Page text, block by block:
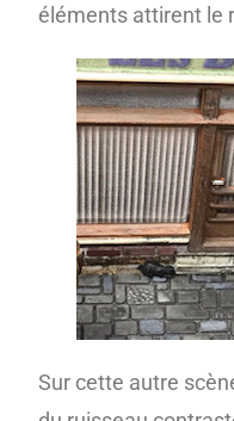
éléments attirent le
Sur cette autre